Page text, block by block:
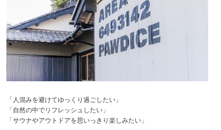
「人混みを避けてゆっくり過ごしたい」
「自然の中でリフレッシュしたい」
「サウナやアウトドアを思いっきり楽しみたい」